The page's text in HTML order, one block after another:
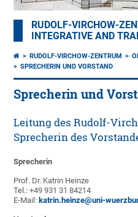
RUDOLF-VIRCHOW-
INTEGRATIVE AND
RUDOLF-VIRCHOW-ZENTRUM
SPRECHERIN UND VORSTAND
Sprecherin und
Leitung des Rudolf-
Sprecherin des
Sprecherin
Prof. Dr. Katrin Heinze
Tel.: +49 931 31 84214
E-Mail: katrin.heinze@uni-